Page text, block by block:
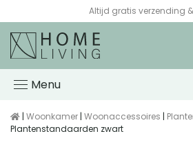
Voor 15:00 besteld, de volgende
Menu
| Woonkamer | Woonaccessoires |
Plantenstandaarden zwart